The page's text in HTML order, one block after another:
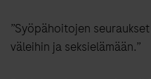
”Syöpähoitojen
väleihin ja seksielämään.”